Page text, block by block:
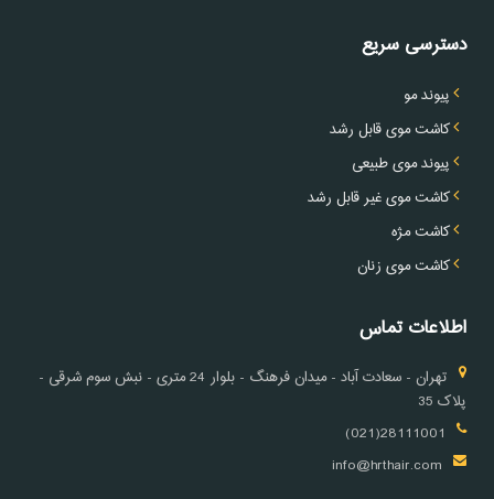
دسترسی سریع
پیوند مو
کاشت موی قابل رشد
پیوند موی طبیعی
کاشت موی غیر قابل رشد
کاشت مژه
کاشت موی زنان
اطلاعات تماس
تهران - سعادت آباد - میدان فرهنگ - بلوار 24 متری - نبش سوم شرقی -
پلاک 35
28111001(021)
info@hrthair.com